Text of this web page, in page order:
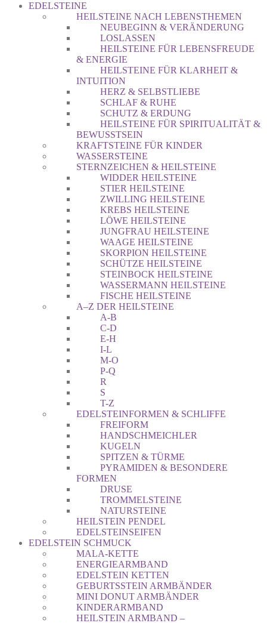
EDELSTEINE
HEILSTEINE NACH LEBENSTHEMEN
NEUBEGINN & VERÄNDERUNG
LOSLASSEN
HEILSTEINE FÜR LEBENSFREUDE
& ENERGIE
HEILSTEINE FÜR KLARHEIT &
INTUITION
HERZ & SELBSTLIEBE
SCHLAF & RUHE
SCHUTZ & ERDUNG
HEILSTEINE FÜR SPIRITUALITÄT &
BEWUSSTSEIN
KRAFTSTEINE FÜR KINDER
WASSERSTEINE
STERNZEICHEN & HEILSTEINE
WIDDER HEILSTEINE
STIER HEILSTEINE
ZWILLING HEILSTEINE
KREBS HEILSTEINE
LÖWE HEILSTEINE
JUNGFRAU HEILSTEINE
WAAGE HEILSTEINE
SKORPION HEILSTEINE
SCHÜTZE HEILSTEINE
STEINBOCK HEILSTEINE
WASSERMANN HEILSTEINE
FISCHE HEILSTEINE
A–Z DER HEILSTEINE
A-B
C-D
E-H
I-L
M-O
P-Q
R
S
T-Z
EDELSTEINFORMEN & SCHLIFFE
FREIFORM
HANDSCHMEICHLER
KUGELN
SPITZEN & TÜRME
PYRAMIDEN & BESONDERE
FORMEN
DRUSE
TROMMELSTEINE
NATURSTEINE
HEILSTEIN PENDEL
EDELSTEINSEIFEN
EDELSTEIN SCHMUCK
MALA-KETTE
ENERGIEARMBAND
EDELSTEIN KETTEN
GEBURTSSTEIN ARMBÄNDER
MINI DONUT ARMBÄNDER
KINDERARMBAND
HEILSTEIN ARMBAND –